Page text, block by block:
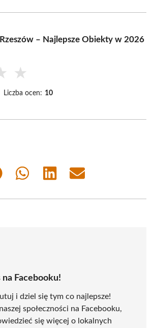
– Najlepsze Obiekty w 2026
★
Liczba ocen: 10
Share
Share
Share
na Facebooku!
i dziel się tym co najlepsze!
społeczności na Facebooku,
się więcej o lokalnych